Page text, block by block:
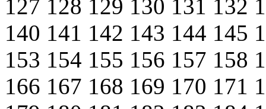
127 128 129 130 131 132
140 141 142 143 144 145
153 154 155 156 157 158
166 167 168 169 170 171